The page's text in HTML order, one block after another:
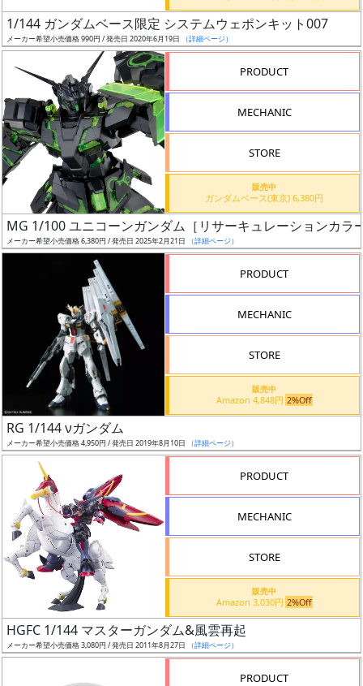
日
発
売
Web
プッ
シュ
通知
対象
ギ
ャ
ラ
改
定
予
売
時
期
1/144 ガンダムベース限定 システムウェポンキット007
メーカー希望小売価格 990円 / 発売日 2020年6月19日 （詳細ページ）
PRODUCT
MECHANIC
STORE
販売中
ガンダムベース(東京) 6,380円
MG 1/100 ユニコーンガンダム［リサーキュレーションカラ
メーカー希望小売価格 6,380円 / 発売日 2025年2月21日 （詳細ページ）
PRODUCT
MECHANIC
STORE
販売中
Amazon 4,848円 2%Off
RG 1/144 νガンダム
メーカー希望小売価格 4,950円 / 発売日 2019年8月10日 （詳細ページ）
PRODUCT
MECHANIC
STORE
販売中
Amazon 3,030円 2%Off
HGFC 1/144 マスターガンダム&風雲再起
メーカー希望小売価格 3,080円 / 発売日 2011年8月27日 （詳細ページ）
PRODUCT